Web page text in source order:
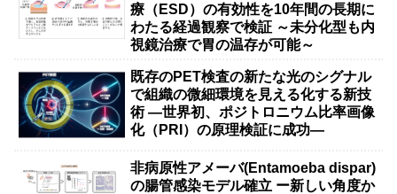
療（ESD）の有効性を10年間の長期に
わたる経過観察で検証 ～未分化型も内
視鏡治療で胃の温存が可能～
既存のPET検査の新たな光のシグナル
で組織の微細環境を見える化する新技
術 ―世界初、ポジトロニウム比率画像
化（PRI）の原理検証に成功―
非病原性アメーバ(Entamoeba dispar)
の腸管感染モデル確立 ー新しい角度か